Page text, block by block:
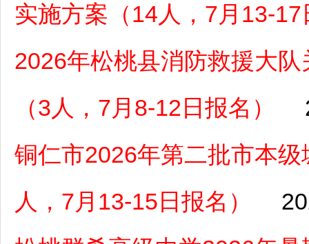
实施方案（14人，7月13-17
2026年松桃县消防救援大
（3人，7月8-12日报名）
铜仁市2026年第二批市本
人，7月13-15日报名）